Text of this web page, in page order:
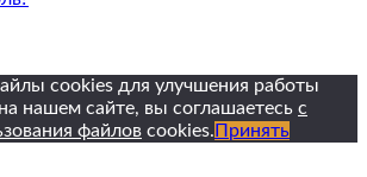
cookies для улучшения работы
нашем сайте, вы соглашаетесь с
файлов cookies. Принять